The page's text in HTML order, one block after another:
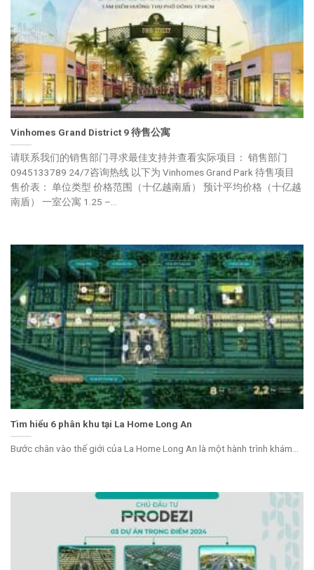
Vinhomes Grand District 9 待售公寓
请联系我们的销售部门寻求最佳支持并查看实际项目： 销售部门
0945133789 24/7咨询热线 以下为 Vinhomes Grand Park 待售项目
售价表： 单位类型 价格范围（十亿越南盾） 预计平均价格（十亿越
南盾） 一室公寓 1.25 –...
Tìm hiểu 6 phân khu tại La Home Long An
Bước chân vào thế giới của La Home Long An là một hành trình khám...